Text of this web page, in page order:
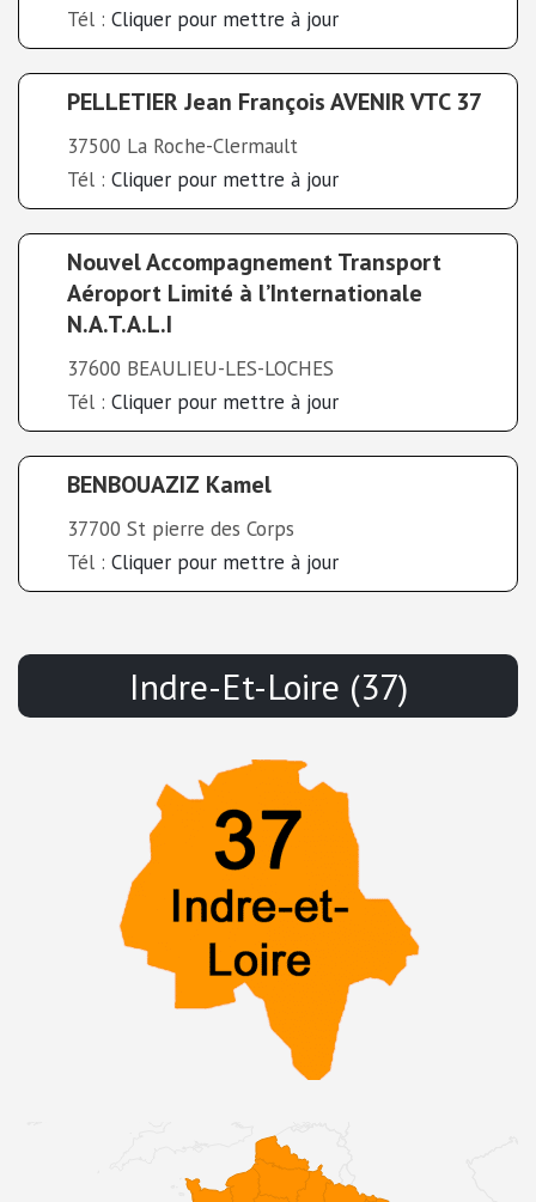
Tél : Cliquer pour mettre à jour
PELLETIER Jean François AVENIR VTC 37
37500 La Roche-Clermault
Tél : Cliquer pour mettre à jour
Nouvel Accompagnement Transport
Aéroport Limité à l’Internationale
N.A.T.A.L.I
37600 BEAULIEU-LES-LOCHES
Tél : Cliquer pour mettre à jour
BENBOUAZIZ Kamel
37700 St pierre des Corps
Tél : Cliquer pour mettre à jour
Indre-Et-Loire (37)